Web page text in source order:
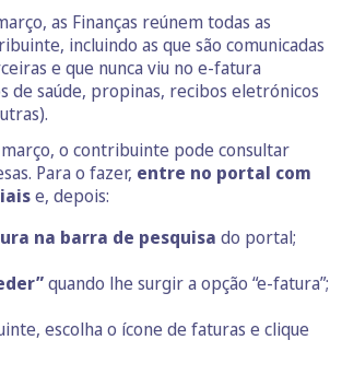
as Finanças reúnem todas as
incluindo as que são comunicadas
e que nunca viu no e-fatura
de saúde, propinas, recibos eletrónicos
o contribuinte pode consultar
Para o fazer, entre no portal com
e, depois:
na barra de pesquisa do portal;
quando lhe surgir a opção “e-fatura”;
escolha o ícone de faturas e clique